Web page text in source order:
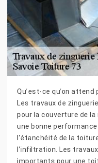
Qu’est-ce qu’on
Les travaux de
pour la couverture de
une bonne
l’étanchéité de la
l’infiltration. Les
importants pour une